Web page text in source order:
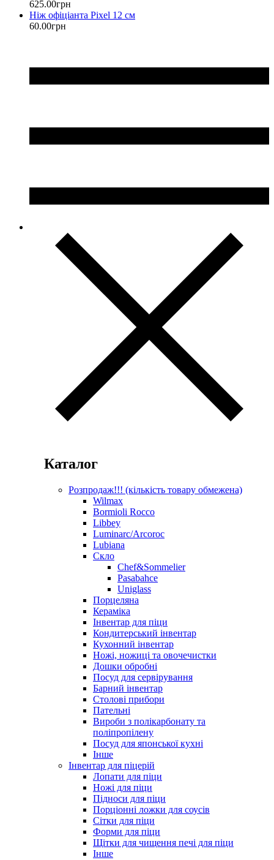
625.00грн
Ніж офіціанта Pixel 12 см
60.00грн
Каталог
Розпродаж!!! (кількість товару обмежена)
Wilmax
Bormioli Rocco
Libbey
Luminarc/Arcoroc
Lubiana
Скло
Chef&Sommelier
Pasabahce
Uniglass
Порцеляна
Кераміка
Інвентар для піци
Кондитерський інвентар
Кухонний інвентар
Ножі, ножиці та овочечистки
Дошки обробні
Посуд для сервірування
Барний інвентар
Столові прибори
Пательні
Вироби з полікарбонату та
поліпропілену
Посуд для японської кухні
Інше
Інвентар для піцерій
Лопати для піци
Ножі для піци
Підноси для піци
Порціонні ложки для соусів
Сітки для піци
Форми для піци
Щітки для чищення печі для піци
Інше